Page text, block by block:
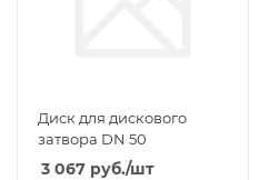
Диск для дискового
затвора DN 50
3 067 руб./шт